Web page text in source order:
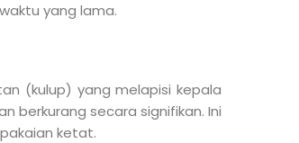
yang lama.
(kulup) yang melapisi kepala
berkurang secara signifikan. Ini
ketat.